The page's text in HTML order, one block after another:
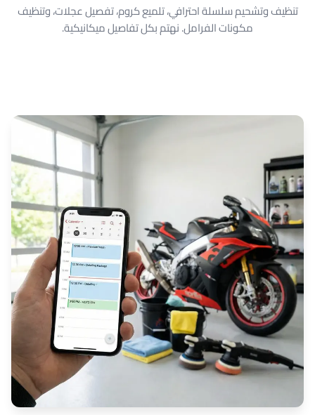
تنظيف وتشحيم سلسلة احترافي، تلميع كروم، تفصيل عجلات، وتنظيف
مكونات الفرامل. نهتم بكل تفاصيل ميكانيكية.